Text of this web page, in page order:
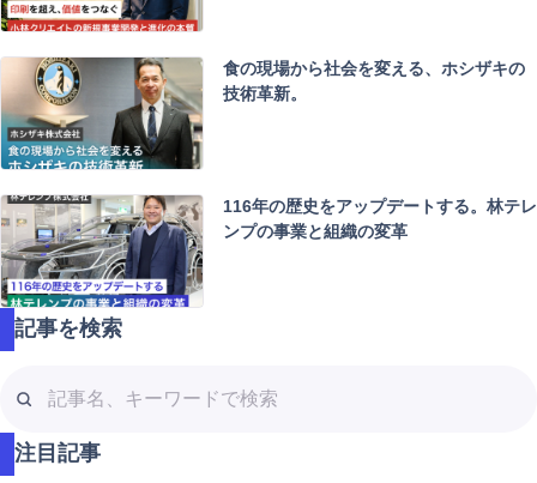
食の現場から社会を変える、ホシザキの
技術革新。
116年の歴史をアップデートする。林テレ
ンプの事業と組織の変革
記事を検索
事
名
、注目記事